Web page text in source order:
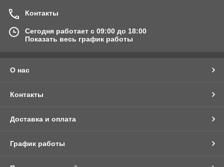
Контакты
Сегодня работает с 09:00 до 18:00
Показать весь график работы
О нас
Контакты
Доставка и оплата
График работы